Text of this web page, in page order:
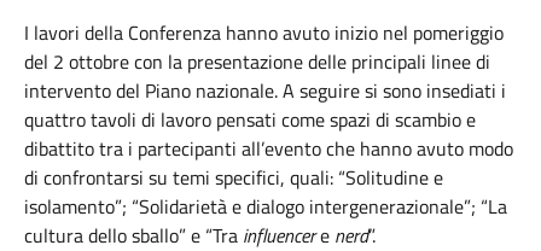
I lavori della Conferenza hanno avuto inizio nel pomeriggio
del 2 ottobre con la presentazione delle principali linee di
intervento del Piano nazionale. A seguire si sono insediati i
quattro tavoli di lavoro pensati come spazi di scambio e
dibattito tra i partecipanti all’evento che hanno avuto modo
di confrontarsi su temi specifici, quali: “Solitudine e
isolamento”; “Solidarietà e dialogo intergenerazionale”; “La
cultura dello sballo” e “Tra influencere nerd”.